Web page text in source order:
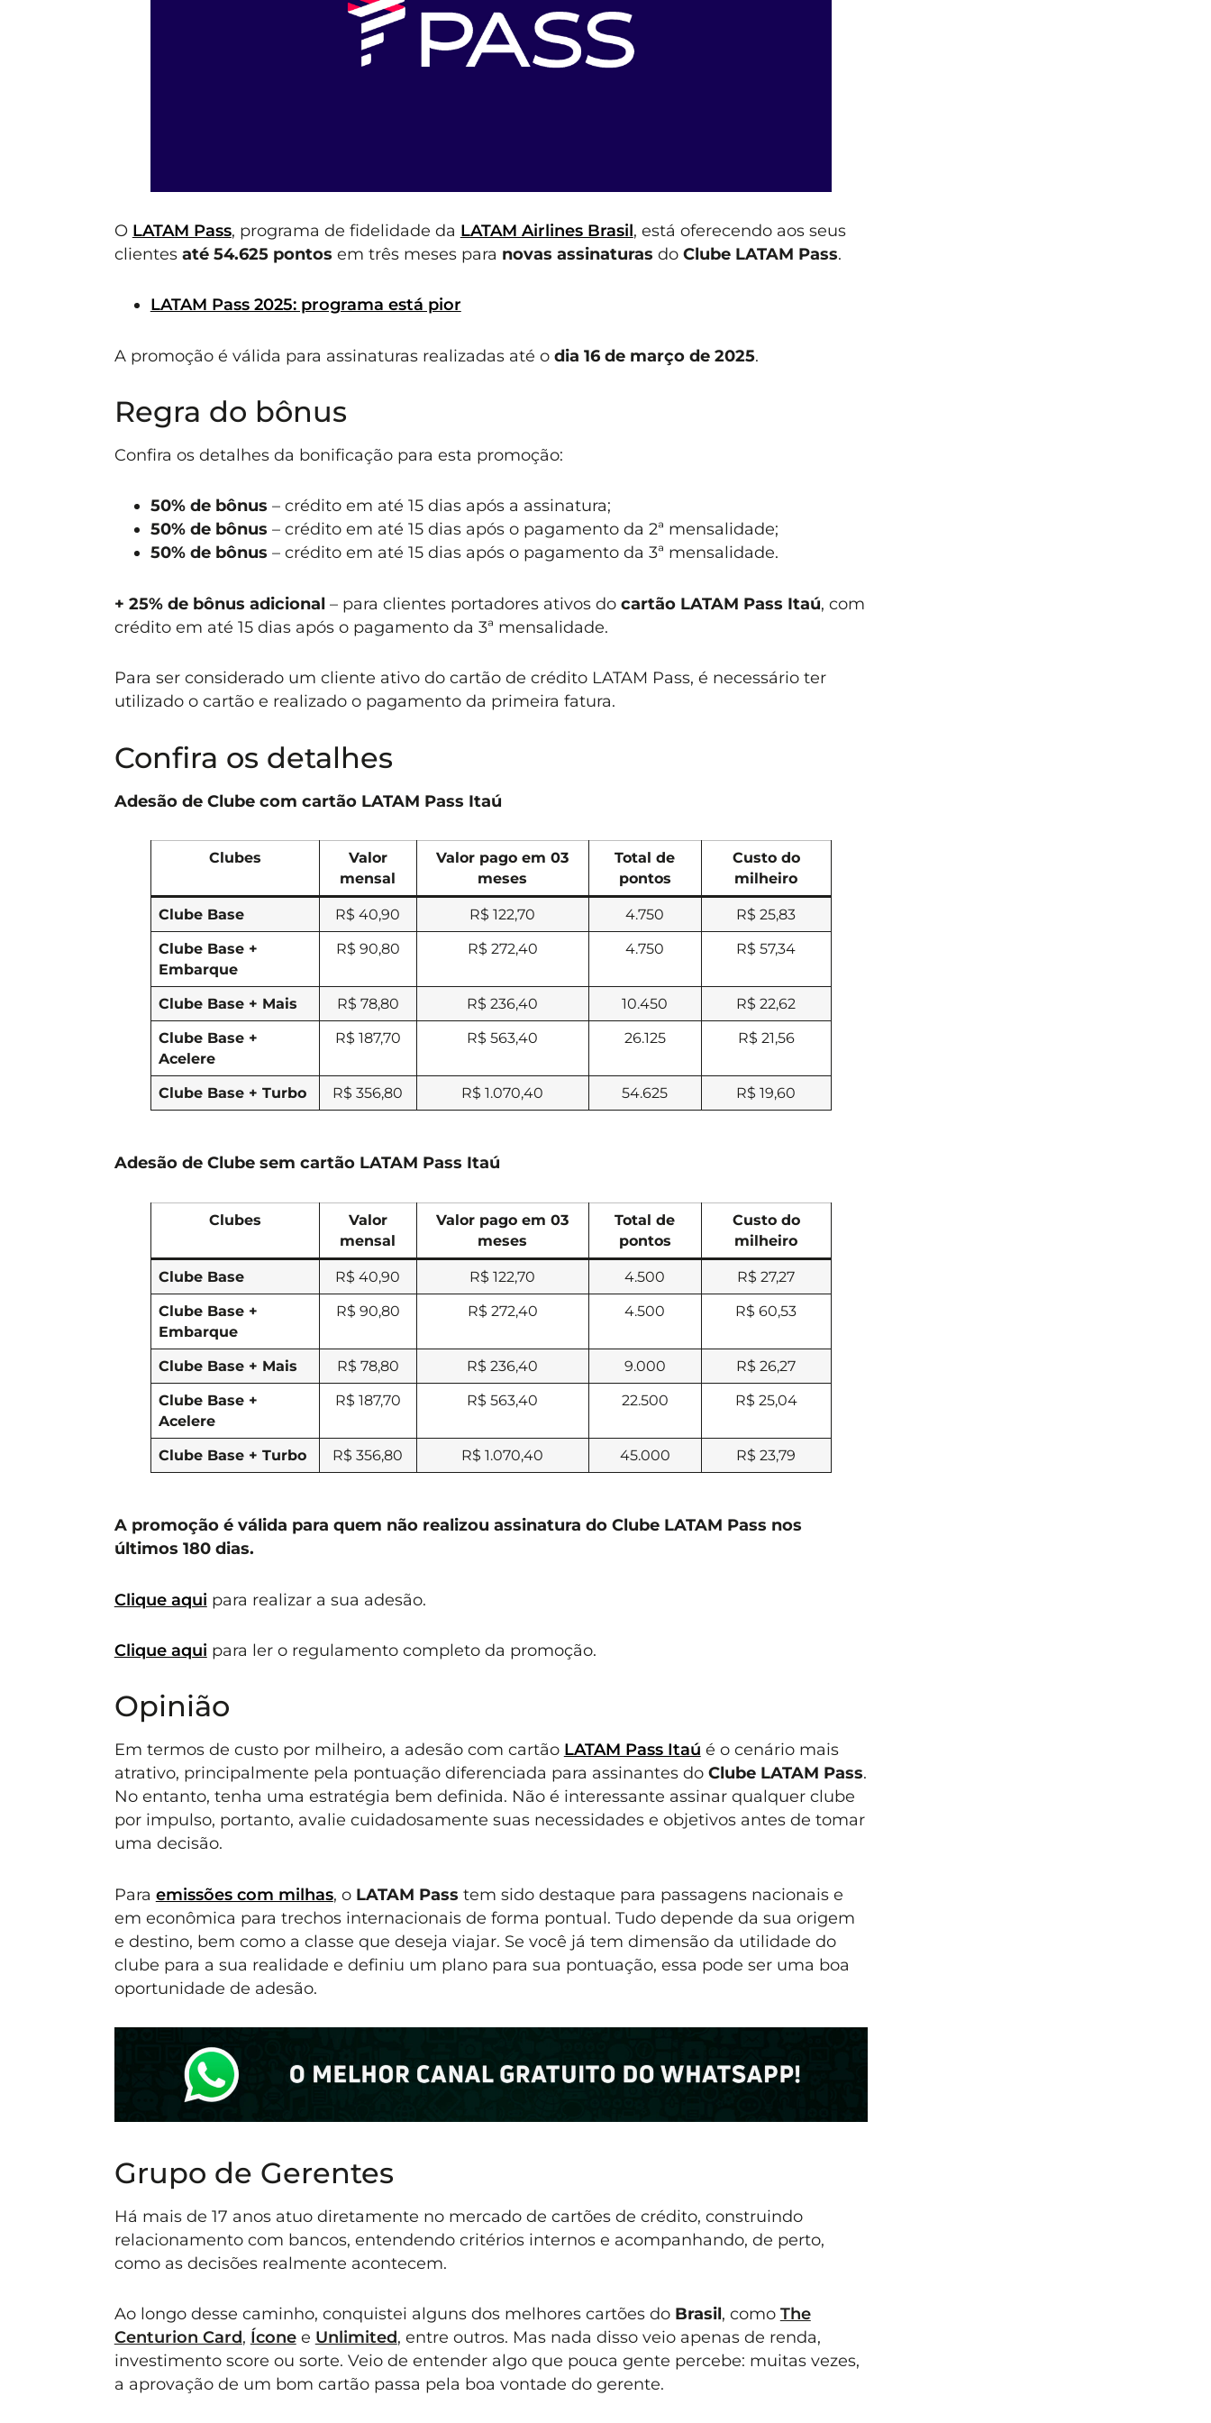
O LATAM Pass, programa de fidelidade da LATAM Airlines Brasil, está oferecendo aos seus
clientes até 54.625 pontos em três meses para novas assinaturas do Clube LATAM Pass.
LATAM Pass 2025: programa está pior
A promoção é válida para assinaturas realizadas até o dia 16 de março de 2025.
Regra do bônus
Confira os detalhes da bonificação para esta promoção:
50% de bônus – crédito em até 15 dias após a assinatura;
50% de bônus – crédito em até 15 dias após o pagamento da 2ª mensalidade;
50% de bônus – crédito em até 15 dias após o pagamento da 3ª mensalidade.
+ 25% de bônus adicional– para clientes portadores ativos do cartão LATAM Pass Itaú, com
crédito em até 15 dias após o pagamento da 3ª mensalidade.
Para ser considerado um cliente ativo do cartão de crédito LATAM Pass, é necessário ter
utilizado o cartão e realizado o pagamento da primeira fatura.
Confira os detalhes
Adesão de Clube com cartão LATAM Pass Itaú
Clubes
Valor
mensal
Valor pago em 03
meses
Total de
pontos
Custo do
milheiro
Clube Base R$ 40,90 R$ 122,70 4.750
R$ 25,83
Clube Base +
Embarque
R$ 90,80 R$ 272,40 4.750 R$ 57,34
Clube Base + Mais R$ 78,80 R$ 236,40 10.450
R$ 22,62
Clube Base +
Acelere
R$ 187,70 R$ 563,40 26.125 R$ 21,56
Clube Base + Turbo R$ 356,80 R$ 1.070,40 54.625 R$ 19,60
Adesão de Clube sem cartão LATAM Pass Itaú
Clubes
Valor
mensal
Valor pago em 03
meses
Total de
pontos
Custo do
milheiro
Clube Base R$ 40,90 R$ 122,70 4.500
R$ 27,27
Clube Base +
Embarque
R$ 90,80 R$ 272,40 4.500 R$ 60,53
Clube Base + Mais R$ 78,80 R$ 236,40 9.000
R$ 26,27
Clube Base +
Acelere
R$ 187,70 R$ 563,40 22.500 R$ 25,04
Clube Base + Turbo R$ 356,80 R$ 1.070,40 45.000 R$ 23,79
A promoção é válida para quem não realizou assinatura do Clube LATAM Pass nos
últimos 180 dias.
Clique aqui para realizar a sua adesão.
Clique aqui para ler o regulamento completo da promoção.
Opinião
Em termos de custo por milheiro, a adesão com cartão LATAM Pass Itaú é o cenário mais
atrativo, principalmente pela pontuação diferenciada para assinantes do Clube LATAM Pass.
No entanto, tenha uma estratégia bem definida. Não é interessante assinar qualquer clube
por impulso, portanto, avalie cuidadosamente suas necessidades e objetivos antes de tomar
uma decisão.
Para emissões com milhas, o LATAM Pass tem sido destaque para passagens nacionais e
em econômica para trechos internacionais de forma pontual. Tudo depende da sua origem
e destino, bem como a classe que deseja viajar. Se você já tem dimensão da utilidade do
clube para a sua realidade e definiu um plano para sua pontuação, essa pode ser uma boa
oportunidade de adesão.
Grupo de Gerentes
Há mais de 17 anos atuo diretamente no mercado de cartões de crédito, construindo
relacionamento com bancos, entendendo critérios internos e acompanhando, de perto,
como as decisões realmente acontecem.
Ao longo desse caminho, conquistei alguns dos melhores cartões do Brasil, como The
Centurion Card, Íconee Unlimited, entre outros. Mas nada disso veio apenas de renda,
investimento score ou sorte. Veio de entender algo que pouca gente percebe: muitas vezes,
a aprovação de um bom cartão passa pela boa vontade do gerente.